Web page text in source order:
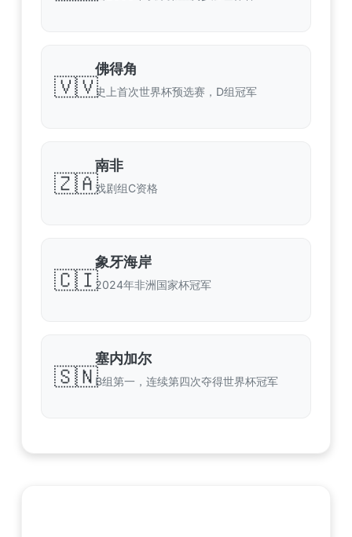
🇻🇻
佛得角
史上首次世界杯预选赛，D组冠军
🇿🇦
南非
戏剧组C资格
🇨🇮
象牙海岸
2024年非洲国家杯冠军
🇸🇳
塞内加尔
B组第一，连续第四次夺得世界杯冠军